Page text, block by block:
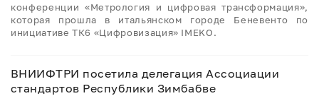
конференции «Метрология и цифровая трансформация»,
которая прошла в итальянском городе Беневенто по
инициативе ТК6 «Цифровизация» IMEKO.
ВНИИФТРИ посетила делегация Ассоциации
стандартов Республики Зимбабве